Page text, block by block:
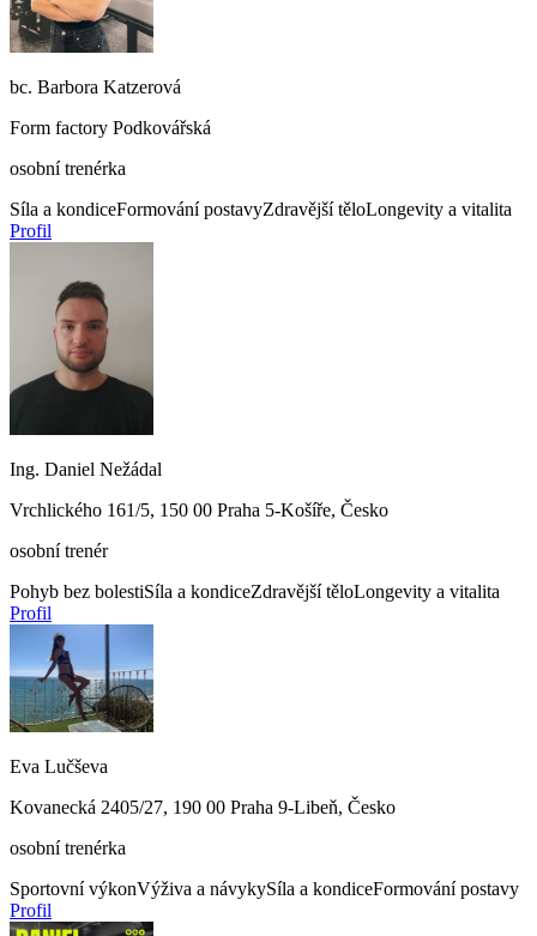
bc. Barbora Katzerová
Form factory Podkovářská
osobní trenérka
Síla a kondiceFormování postavyZdravější těloLongevity a vitalita
Profil
Ing. Daniel Nežádal
Vrchlického 161/5, 150 00 Praha 5-Košíře, Česko
osobní trenér
Pohyb bez bolestiSíla a kondiceZdravější těloLongevity a vitalita
Profil
Eva Lučševa
Kovanecká 2405/27, 190 00 Praha 9-Libeň, Česko
osobní trenérka
Sportovní výkonVýživa a návykySíla a kondiceFormování postavy
Profil